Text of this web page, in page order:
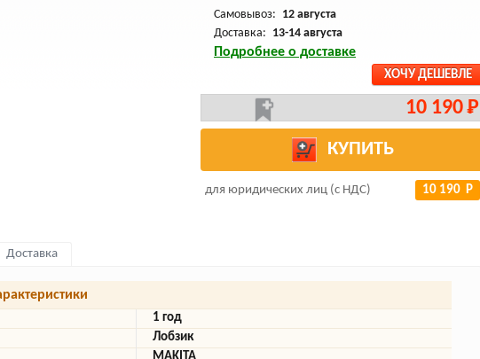
Самовывоз: 12 августа
Доставка: 13-14 августа
Подробнее о доставке
ХОЧУ ДЕШЕВЛЕ
10 190 Р
КУПИТЬ
для юридических лиц (с НДС) 10 190 Р
Доставка
1 год
Лобзик